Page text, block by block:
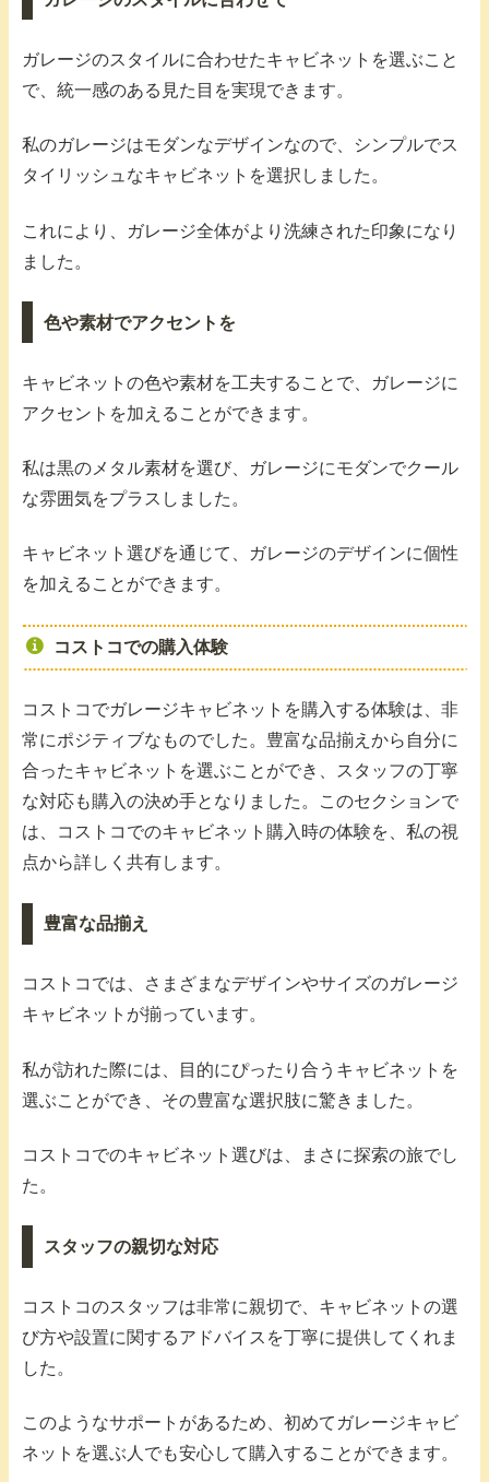
ガレージのスタイルに合わせたキャビネットを選ぶこと
で、統一感のある見た目を実現できます。
私のガレージはモダンなデザインなので、シンプルでス
タイリッシュなキャビネットを選択しました。
これにより、ガレージ全体がより洗練された印象になり
ました。
色や素材でアクセントを
キャビネットの色や素材を工夫することで、ガレージに
アクセントを加えることができます。
私は黒のメタル素材を選び、ガレージにモダンでクール
な雰囲気をプラスしました。
キャビネット選びを通じて、ガレージのデザインに個性
を加えることができます。
コストコでの購入体験
コストコでガレージキャビネットを購入する体験は、非
常にポジティブなものでした。豊富な品揃えから自分に
合ったキャビネットを選ぶことができ、スタッフの丁寧
な対応も購入の決め手となりました。このセクションで
は、コストコでのキャビネット購入時の体験を、私の視
点から詳しく共有します。
豊富な品揃え
コストコでは、さまざまなデザインやサイズのガレージ
キャビネットが揃っています。
私が訪れた際には、目的にぴったり合うキャビネットを
選ぶことができ、その豊富な選択肢に驚きました。
コストコでのキャビネット選びは、まさに探索の旅でし
た。
スタッフの親切な対応
コストコのスタッフは非常に親切で、キャビネットの選
び方や設置に関するアドバイスを丁寧に提供してくれま
した。
このようなサポートがあるため、初めてガレージキャビ
ネットを選ぶ人でも安心して購入することができます。